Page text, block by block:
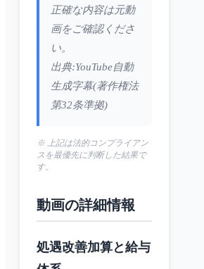
正確な内容は元動
画をご確認くださ
い。
出典:YouTube自動
生成字幕(著作権法
第32条準拠)
※ 上記は法的コンプライアン
スを最優先に判断した結果で
す。
動画の詳細情報
処遇改善加算と給与